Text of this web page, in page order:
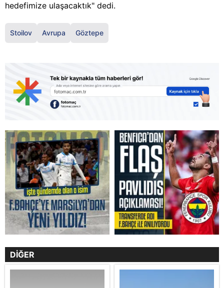
hedefimize ulaşacaktık" dedi.
Stoilov Avrupa Göztepe
DİĞER